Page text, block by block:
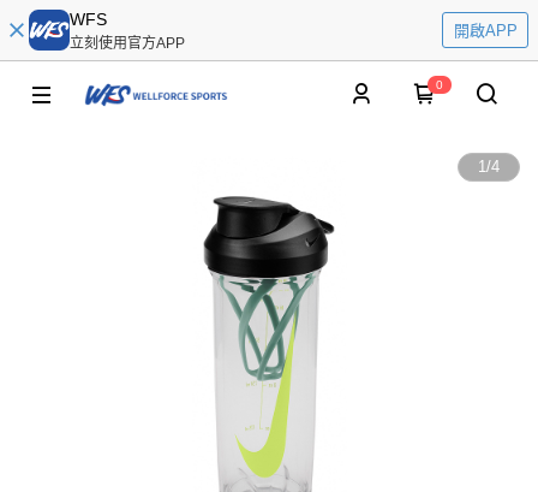
WFS
立刻使用官方APP
開啟APP
0
1/4